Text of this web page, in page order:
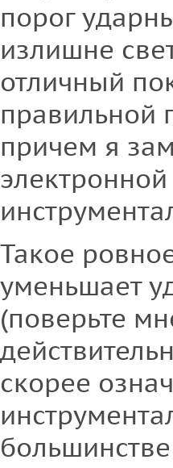
порог
излишне
отличный
правильной
причем я
Такое
уменьшает
(поверьте
скорее